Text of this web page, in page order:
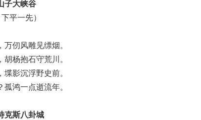
子大峡谷
下平一先）
仞风雕见缥烟。
杨抱石守荒川。
影沉浮野史前。
鸿一点逝流年。
克斯八卦城